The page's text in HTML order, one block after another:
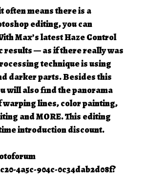
means there is a
editing, you can
Max’s latest Haze Control
results — as if there really was
technique is using
darker parts. Besides this
will also find the panorama
lines, color painting,
and MORE. This editing
introduction discount.
4a5c-904c-0c34dab2d08f?